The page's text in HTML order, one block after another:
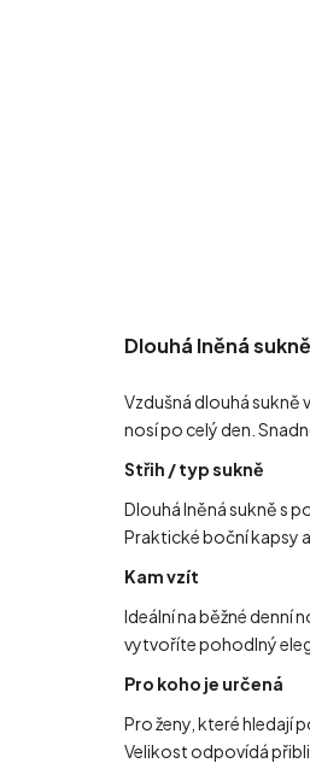
Dlouhá lněná
Vzdušná dlouhá sukně
nosí po celý den.
Střih / typ sukně
Dlouhá lněná sukně s
Praktické boční kapsy
Kam vzít
Ideální na běžné denní
vytvoříte pohodlný
Pro koho je určená
Pro ženy, které hledají
Velikost odpovídá